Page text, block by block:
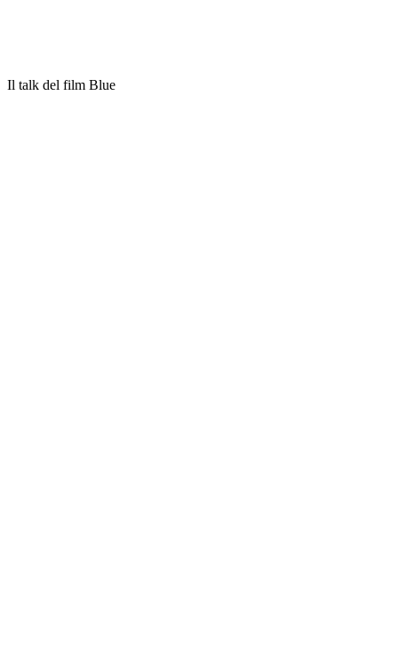
Il talk del film Blue